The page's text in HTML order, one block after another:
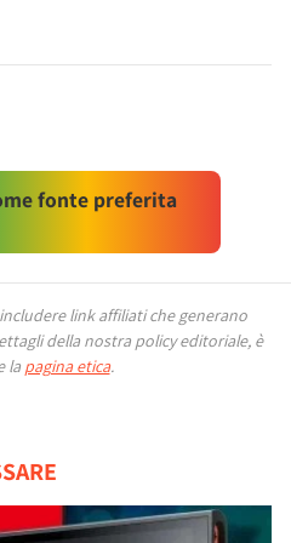
fonte preferita
link affiliati che generano
della nostra policy editoriale, è
la pagina etica.